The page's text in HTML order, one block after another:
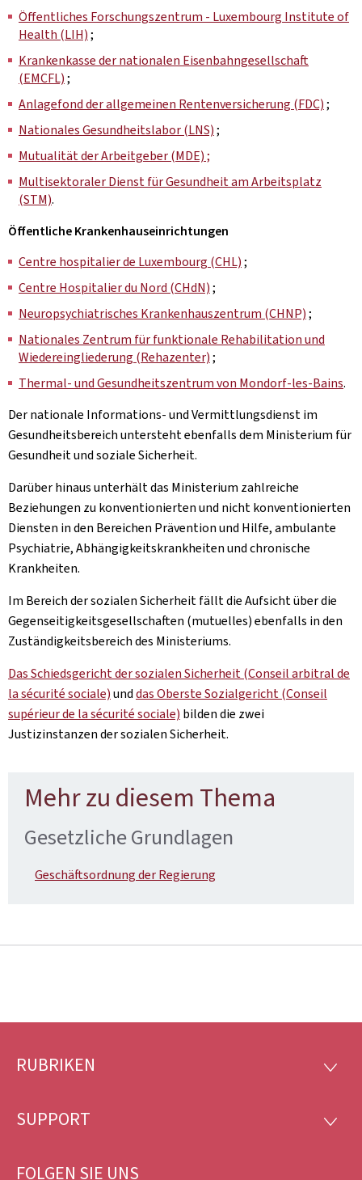
Öffentliches Forschungszentrum - Luxembourg Institute of
Health (LIH);
Krankenkasse der nationalen Eisenbahngesellschaft
(EMCFL);
Anlagefond der allgemeinen Rentenversicherung (FDC);
Nationales Gesundheitslabor (LNS);
Mutualität der Arbeitgeber (MDE) ;
Multisektoraler Dienst für Gesundheit am Arbeitsplatz
(STM).
Öffentliche Krankenhauseinrichtungen
Centre hospitalier de Luxembourg (CHL);
Centre Hospitalier du Nord (CHdN);
Neuropsychiatrisches Krankenhauszentrum (CHNP);
Nationales Zentrum für funktionale Rehabilitation und
Wiedereingliederung (Rehazenter);
Thermal- und Gesundheitszentrum von Mondorf-les-Bains.
Der nationale Informations- und Vermittlungsdienst im
Gesundheitsbereich untersteht ebenfalls dem Ministerium für
Gesundheit und soziale Sicherheit.
Darüber hinaus unterhält das Ministerium zahlreiche
Beziehungen zu konventionierten und nicht konventionierten
Diensten in den Bereichen Prävention und Hilfe, ambulante
Psychiatrie, Abhängigkeitskrankheiten und chronische
Krankheiten.
Im Bereich der sozialen Sicherheit fällt die Aufsicht über die
Gegenseitigkeitsgesellschaften (mutuelles) ebenfalls in den
Zuständigkeitsbereich des Ministeriums.
Das Schiedsgericht der sozialen Sicherheit (Conseil arbitral de
la sécurité sociale)unddas Oberste Sozialgericht (Conseil
supérieur de la sécurité sociale) bilden die zwei
Justizinstanzen der sozialen Sicherheit.
Mehr zu diesem Thema
Gesetzliche Grundlagen
Geschäftsordnung der Regierung
Footer
RUBRIKEN
SUPPORT
FOLGEN SIE UNS